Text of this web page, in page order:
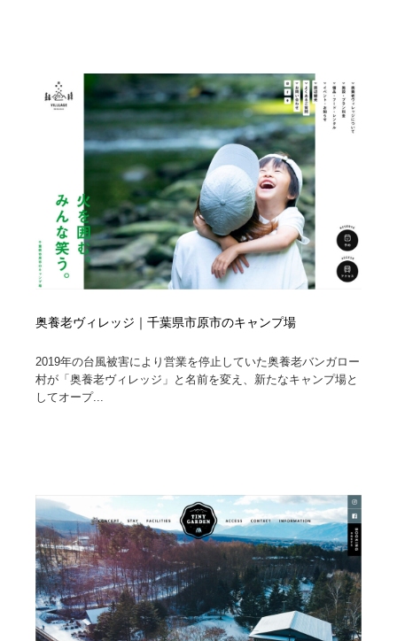
金融・銀行・投資・保険・M&A・商社
起業・事業支援・ボランティア・NPO
起業・事業支援・ボランティア・NPO
教育・スクール・保育・幼稚園・小中高・大学・専門学
教育・スクール・保育・幼稚園・小中高・大学・専門学
システム開発・IT・決済・アプリ・ソフトウェア
システム開発・IT・決済・アプリ・ソフトウェア
テクノロジー・AI・人工知能・スマートホーム・オンラ
イン
イン
74
道
日本伝統：着物・織物・舞踊・歌舞伎・茶道・華道・書
道
映画・アニメ・DVD・動画配信・放送・TV・ラジオ
映画・アニメ・DVD・動画配信・放送・TV・ラジオ
65
音楽・アーティスト・楽器・舞台・演劇・ミュージカ
芸能人・俳優・女優・タレント・モデル・芸能事務所
キャンペーン・イベント・ワークショップ・コンペティ
ション
キャンペーン・イベント・ワークショップ・コンペティ
ション
77
マッチングサービス
マッチングサービス
アート・芸術・美術館・美術展・博物館・ギャラリー 383
奥養老ヴィレッジ｜千葉県市原市のキャンプ場
2019年の台風被害により営業を停止していた奥養老バンガロー
村が「奥養老ヴィレッジ」と名前を変え、新たなキャンプ場と
してオープ...